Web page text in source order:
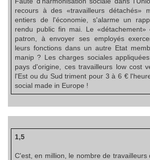
recours à des «travailleurs détachés»
entiers de l'économie, s'alarme un
rendu public fin mai. Le «détachement»
patron, à envoyer ses employés
leurs fonctions dans un autre Etat
manip ? Les charges sociales
pays d'origine, ces travailleurs low cost
l'Est ou du Sud triment pour 3 à 6 €
social made in Europe !
1,5
C'est, en million, le nombre de travailleurs